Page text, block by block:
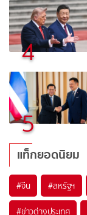
4
5
แท็กยอดนิยม
#จีน #สหรัฐฯ
#ข่าวต่างประเทศ